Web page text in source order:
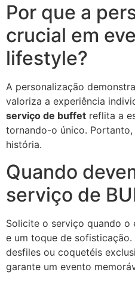
Por que a
crucial em
lifestyle?
A personalização
valoriza a experiência
serviço de buffet reflita a
tornando-o único.
história.
Quando
serviço de
Solicite o serviço quando o
e um toque de sofisticação.
desfiles ou coquetéis
garante um evento